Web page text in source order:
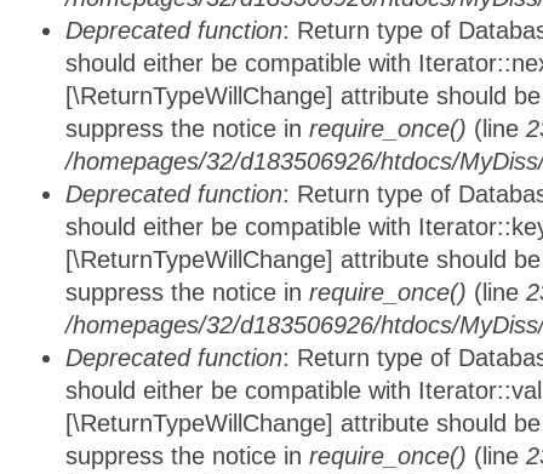
Deprecated function: Return type of
should either be compatible with
[\ReturnTypeWillChange] attribute should
suppress the notice in require_once() (line
/homepages/32/d183506926/htdocs/
Deprecated function: Return type of
should either be compatible with
[\ReturnTypeWillChange] attribute should
suppress the notice in require_once() (line
/homepages/32/d183506926/htdocs/
Deprecated function: Return type of
should either be compatible with
[\ReturnTypeWillChange] attribute should
suppress the notice in require_once() (line